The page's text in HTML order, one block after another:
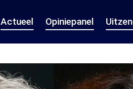
Actueel Opiniepanel